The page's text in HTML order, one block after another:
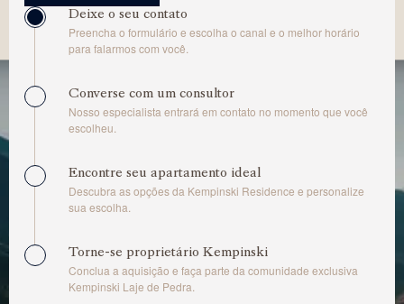
Deixe o seu contato
Preencha o formulário e escolha o canal e o melhor horário
para falarmos com você.
Converse com um consultor
Nosso especialista entrará em contato no momento que você
escolheu.
Encontre seu apartamento ideal
Descubra as opções da Kempinski Residence e personalize
sua escolha.
Torne-se proprietário Kempinski
Conclua a aquisição e faça parte da comunidade exclusiva
Kempinski Laje de Pedra.